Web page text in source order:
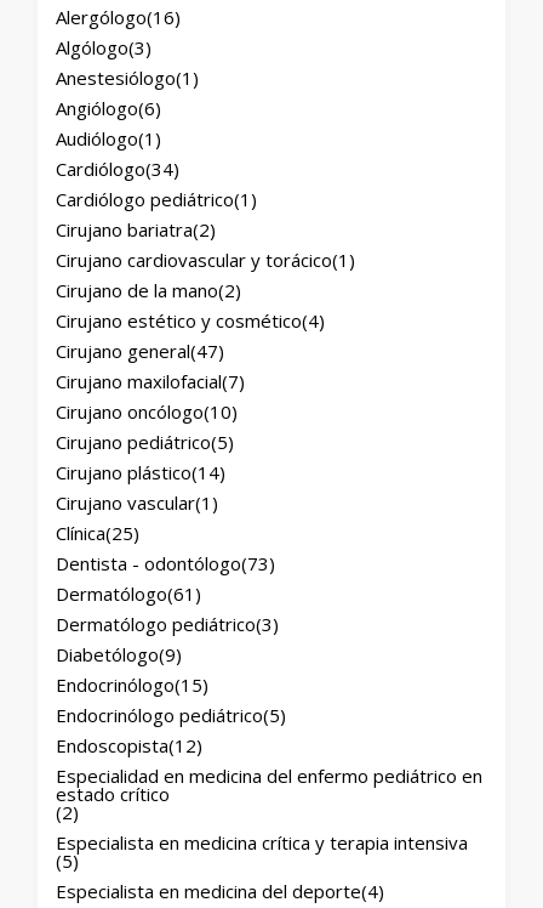
Alergólogo(16)
Algólogo(3)
Anestesiólogo(1)
Angiólogo(6)
Audiólogo(1)
Cardiólogo(34)
Cardiólogo pediátrico(1)
Cirujano bariatra(2)
Cirujano cardiovascular y torácico(1)
Cirujano de la mano(2)
Cirujano estético y cosmético(4)
Cirujano general(47)
Cirujano maxilofacial(7)
Cirujano oncólogo(10)
Cirujano pediátrico(5)
Cirujano plástico(14)
Cirujano vascular(1)
Clínica(25)
Dentista - odontólogo(73)
Dermatólogo(61)
Dermatólogo pediátrico(3)
Diabetólogo(9)
Endocrinólogo(15)
Endocrinólogo pediátrico(5)
Endoscopista(12)
Especialidad en medicina del enfermo pediátrico en
estado crítico
(2)
Especialista en medicina crítica y terapia intensiva
(5)
Especialista en medicina del deporte(4)